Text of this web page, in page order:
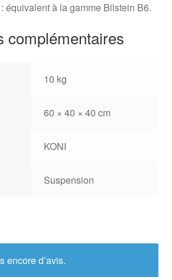
équivalent à la gamme Bilstein B6.
complémentaires
10 kg
60 × 40 × 40 cm
KONI
Suspension
encore d’avis.